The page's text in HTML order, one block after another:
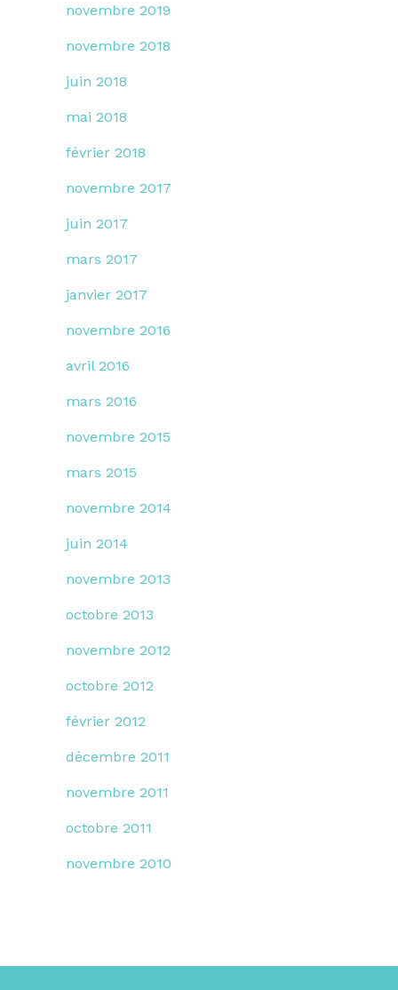
novembre 2019
novembre 2018
juin 2018
mai 2018
février 2018
novembre 2017
juin 2017
mars 2017
janvier 2017
novembre 2016
avril 2016
mars 2016
novembre 2015
mars 2015
novembre 2014
juin 2014
novembre 2013
octobre 2013
novembre 2012
octobre 2012
février 2012
décembre 2011
novembre 2011
octobre 2011
novembre 2010